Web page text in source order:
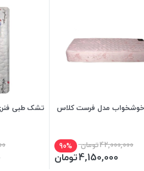
مدل فرست کلاس
42,000,000تومان 90%
4,150,000تومان
تشک طبی